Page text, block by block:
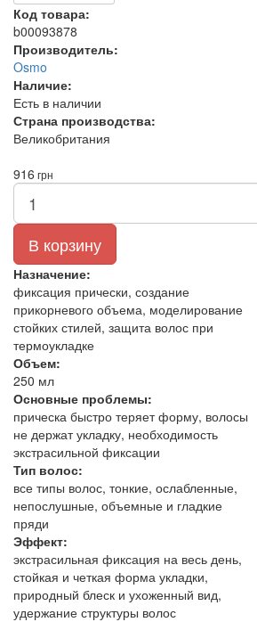
Код товара:
b00093878
Производитель:
Osmo
Наличие:
Есть в наличии
Страна производства:
Великобритания
916 грн
В корзину
Назначение:
фиксация прически, создание
прикорневого объема, моделирование
стойких стилей, защита волос при
термоукладке
Объем:
250 мл
Основные проблемы:
прическа быстро теряет форму, волосы
не держат укладку, необходимость
экстрасильной фиксации
Тип волос:
все типы волос, тонкие, ослабленные,
непослушные, объемные и гладкие
пряди
Эффект:
экстрасильная фиксация на весь день,
стойкая и четкая форма укладки,
природный блеск и ухоженный вид,
удержание структуры волос